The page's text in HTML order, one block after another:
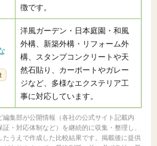
徴です。
洋風ガーデン・日本庭園・和風
外構、新築外構・リフォーム外
構、スタンプコンクリートや天
然石貼り、カーポートやガレー
ジなど、多様なエクステリア工
事に対応しています。
集部が公開情報（各社の公式サイト記載内
・対応体制など）を継続的に収集・整理し、
うえで作成した比較結果です。掲載後に提供